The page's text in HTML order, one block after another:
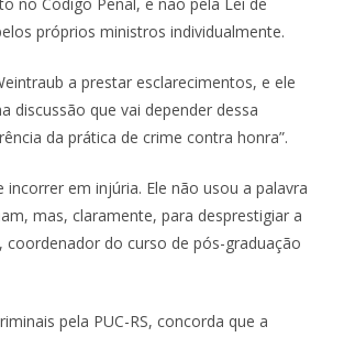
próprios ministros individualmente.
a prestar esclarecimentos, e ele
discussão que vai depender dessa
da prática de crime contra honra”.
em injúria. Ele não usou a palavra
mas, claramente, para desprestigiar a
coordenador do curso de pós-graduação
pela PUC-RS, concorda que a